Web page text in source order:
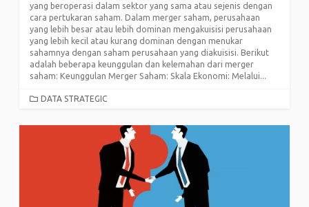
yang beroperasi dalam sektor yang sama atau sejenis dengan
cara pertukaran saham. Dalam merger saham, perusahaan
yang lebih besar atau lebih dominan mengakuisisi perusahaan
yang lebih kecil atau kurang dominan dengan menukar
sahamnya dengan saham perusahaan yang diakuisisi. Berikut
adalah beberapa keunggulan dan kelemahan dari merger
saham: Keunggulan Merger Saham: Skala Ekonomi: Melalui...
CATEGORIES
DATA STRATEGIC